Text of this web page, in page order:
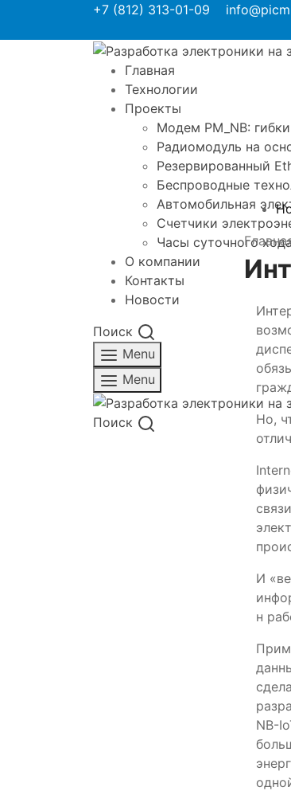
+7 (812) 313-01-09
Главная
Технологии
Проекты
Модем PM_NB:
Радиомодуль на
Резервированный
Беспроводные
Автомобильная
Счетчики
Часы суточного
О компании
Контакты
Новости
Поиск
Menu
Menu
Поиск
Но,
И
н
NB-